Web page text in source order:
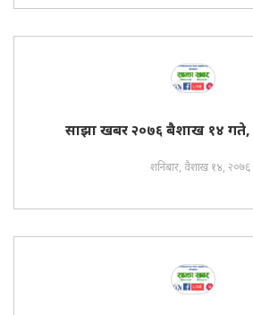
साझा खबर २०७६ बैशाख १४
शनिबार, वैशाख १४, २०७६